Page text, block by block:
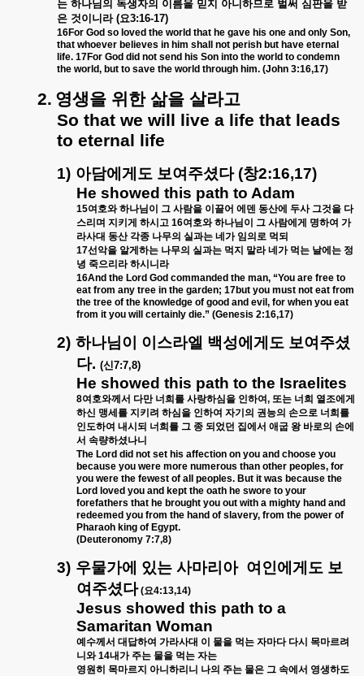
는 하나님의 독생자의 이름을 믿지 아니하므로 벌써 심판을 받
은 것이니라(요3:16-17)
16For God so loved the world that he gave his one and only Son,
that whoever believes in him shall not perish but have eternal
life. 17For God did not send his Son into the world to condemn
the world, but to save the world through him. (John 3:16,17)
2. 영생을 위한 삶을 살라고
So that we will live a life that leads
to eternal life
1) 아담에게도 보여주셨다(창2:16,17)
He showed this path to Adam
15여호와 하나님이 그 사람을 이끌어 에덴 동산에 두사 그것을 다
스리며 지키게 하시고 16여호와 하나님이 그 사람에게 명하여 가
라사대 동산 각종 나무의 실과는 네가 임의로 먹되
17선악을 알게하는 나무의 실과는 먹지 말라 네가 먹는 날에는 정
녕 죽으리라 하시니라
16And the Lord God commanded the man, “You are free to
eat from any tree in the garden; 17but you must not eat from
the tree of the knowledge of good and evil, for when you eat
from it you will certainly die.” (Genesis 2:16,17)
2) 하나님이 이스라엘 백성에게도 보여주셨
다. (신 7:7,8)
He showed this path to the Israelites
8여호와께서 다만 너희를 사랑하심을 인하여, 또는 너희 열조에게
하신 맹세를 지키려 하심을 인하여 자기의 권능의 손으로 너희를
인도하여 내시되 너희를 그 종 되었던 집에서 애굽 왕 바로의 손에
서 속량하셨나니
The Lord did not set his affection on you and choose you
because you were more numerous than other peoples, for
you were the fewest of all peoples. But it was because the
Lord loved you and kept the oath he swore to your
forefathers that he brought you out with a mighty hand and
redeemed you from the hand of slavery, from the power of
Pharaoh king of Egypt.
(Deuteronomy 7:7,8)
3) 우물가에 있는 사마리아 여인에게도 보
여주셨다 (요4:13,14)
Jesus showed this path to a
Samaritan Woman
예수께서 대답하여 가라사대 이 물을 먹는 자마다 다시 목마르려
니와14내가 주는 물을 먹는 자는
영원히 목마르지 아니하리니 나의 주는 물은 그 속에서 영생하도